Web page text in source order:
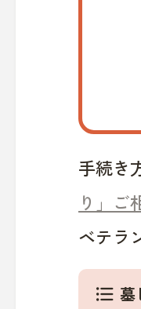
手続き
り」ご
ベテラ
format_list_bulleted 墓